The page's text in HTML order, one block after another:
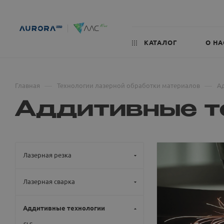
КАТАЛОГ О
Главная Технологии лазерной обработки материалов
Аддитивные
Лазерная резка
Лазерная сварка
Аддитивные технологии